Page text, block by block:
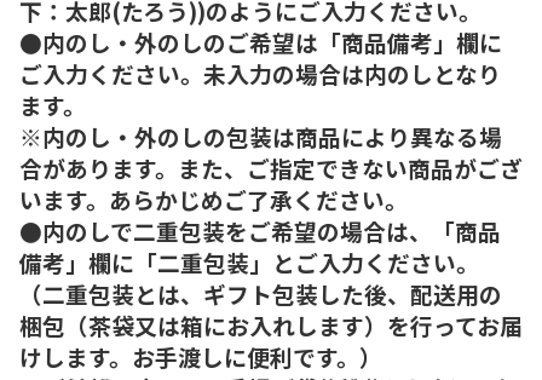
下：太郎(たろう))のようにご入力ください。
●内のし・外のしのご希望は「商品備考」欄に
ご入力ください。未入力の場合は内のしとなり
ます。
※内のし・外のしの包装は商品により異なる場
合があります。また、ご指定できない商品がござ
います。あらかじめご了承ください。
●内のしで二重包装をご希望の場合は、「商品
備考」欄に「二重包装」とご入力ください。
（二重包装とは、ギフト包装した後、配送用の
梱包（茶袋又は箱にお入れします）を行ってお届
けします。お手渡しに便利です。）